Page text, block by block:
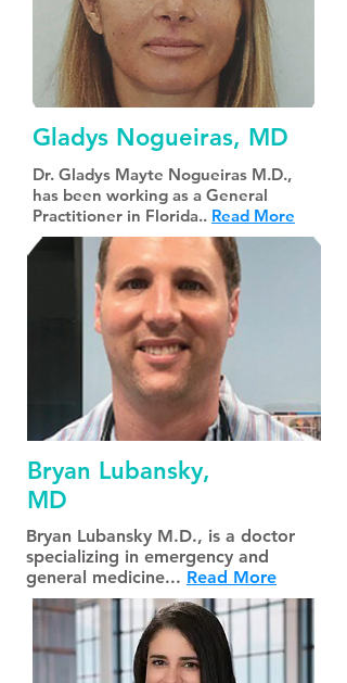
Gladys Nogueiras, MD
Dr. Gladys Mayte Nogueiras M.D.,
has been working as a General
Practitioner in Florida.. Read More
Bryan Lubansky,
MD
Bryan Lubansky M.D., is a doctor
specializing in emergency and
general medicine... Read More